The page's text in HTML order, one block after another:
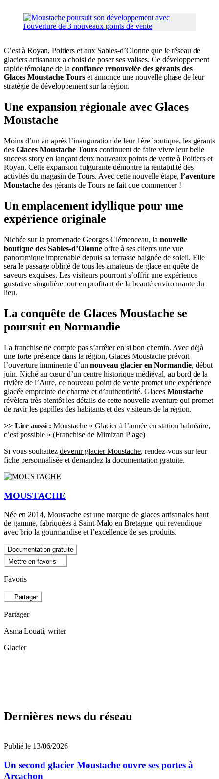
C’est à Royan, Poitiers et aux Sables-d’Olonne que le réseau de
glaciers artisanaux a choisi de poser ses valises. Ce développement
rapide témoigne de la confiance renouvelée des gérants des
Glaces Moustache Tours et annonce une nouvelle phase de leur
stratégie de développement sur la région.
Une expansion régionale avec Glaces
Moustache
Moins d’un an après l’inauguration de leur 1ère boutique, les gérants
des Glaces Moustache Tours continuent de faire vivre leur belle
success story en lançant deux nouveaux points de vente à Poitiers et
Royan. Cette expansion fulgurante démontre la rentabilité des
activités du magasin de Tours. Avec cette nouvelle étape, l’aventure
Moustache des gérants de Tours ne fait que commencer !
Un emplacement idyllique pour une
expérience originale
Nichée sur la promenade Georges Clémenceau, la nouvelle
boutique des Sables-d’Olonne offre à ses clients une vue
panoramique imprenable depuis sa terrasse baignée de soleil. Elle
sera le passage obligé de tous les amateurs de glace en quête de
saveurs exquises. Les visiteurs pourront s’offrir une expérience
gustative singulière tout en profitant de la beauté environnante du
lieu.
La conquête de Glaces Moustache se
poursuit en Normandie
La franchise ne compte pas s’arrêter en si bon chemin. Avec déjà
une forte présence dans la région, Glaces Moustache prévoit
l’ouverture imminente d’un nouveau glacier en Normandie, début
juin. Niché au cœur d’un centre historique médiéval, au bord de la
rivière de l’Aure, ce nouveau point de vente promet une expérience
glacée empreinte de charme et d’authenticité. Glaces Moustache
révèlera très bientôt les détails de cette nouvelle aventure qui promet
de ravir les papilles des habitants et des visiteurs de la région.
>> Lire aussi : Moustache « Glacier à l’année en station balnéaire,
c’est possible » (Franchise de Mimizan Plage)
Si vous souhaitez devenir glacier Moustache, rendez-vous sur leur
fiche personnalisée et demandez la documentation gratuite.
MOUSTACHE
Née en 2014, Moustache est une marque de glaces artisanales haut
de gamme, fabriquées à Saint-Malo en Bretagne, qui revendique
avec brio la gourmandise et l’excellence de ses produits.
Documentation gratuite
Mettre en favoris
Favoris
Partager
Partager
Asma Louati, writer
Glacier
Dernières news du réseau
Publié le 13/06/2026
Un second glacier Moustache ouvre ses portes à
Arcachon